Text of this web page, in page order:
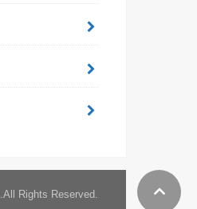
.All Rights Reserved.